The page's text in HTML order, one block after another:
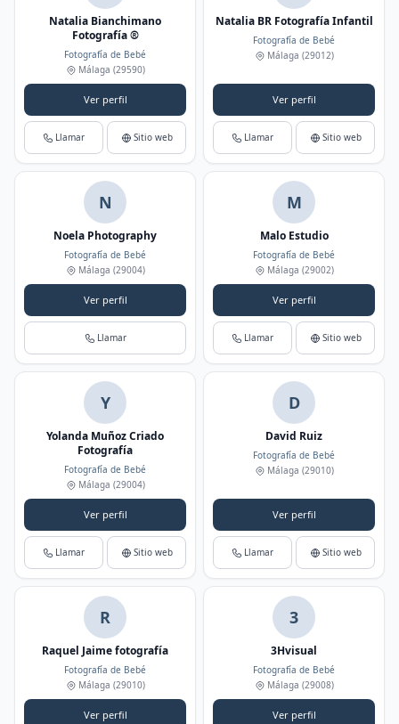
Natalia Bianchimano
Fotografía ®
Fotografía de Bebé
Málaga (29590)
Ver perfil
Llamar Sitio web
Natalia BR Fotografía Infantil
Fotografía de Bebé
Málaga (29012)
Ver perfil
Llamar Sitio web
N
Noela Photography
Fotografía de Bebé
Málaga (29004)
Ver perfil
Llamar
M
Malo Estudio
Fotografía de Bebé
Málaga (29002)
Ver perfil
Llamar Sitio web
Y
Yolanda Muñoz Criado
Fotografía
Fotografía de Bebé
Málaga (29004)
Ver perfil
Llamar Sitio web
D
David Ruiz
Fotografía de Bebé
Málaga (29010)
Ver perfil
Llamar Sitio web
R
Raquel Jaime fotografía
Fotografía de Bebé
Málaga (29010)
Ver perfil
3
3Hvisual
Fotografía de Bebé
Málaga (29008)
Ver perfil